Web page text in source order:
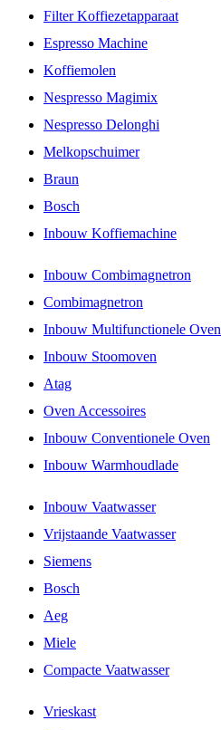
Filter Koffiezetapparaat
Espresso Machine
Koffiemolen
Nespresso Magimix
Nespresso Delonghi
Melkopschuimer
Braun
Bosch
Inbouw Koffiemachine
Inbouw Combimagnetron
Combimagnetron
Inbouw Multifunctionele Oven
Inbouw Stoomoven
Atag
Oven Accessoires
Inbouw Conventionele Oven
Inbouw Warmhoudlade
Inbouw Vaatwasser
Vrijstaande Vaatwasser
Siemens
Bosch
Aeg
Miele
Compacte Vaatwasser
Vrieskast